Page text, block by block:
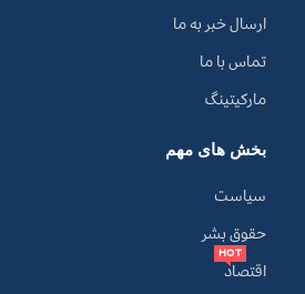
ارسال خبر به ما
تماس با ما
مارکیتینگ
بخش های مهم
سیاست
حقوق بشر
اقتصاد
HOT